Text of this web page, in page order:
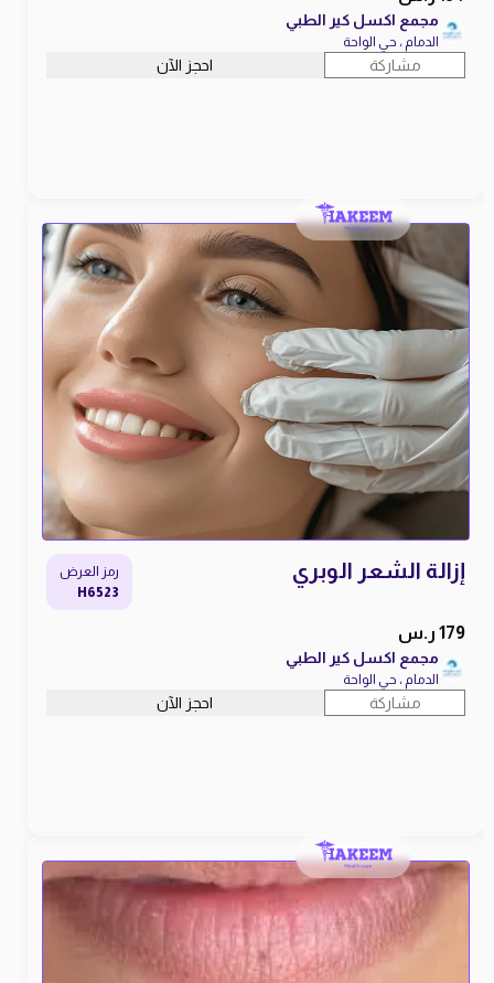
مجمع اكسل كير الطبي
الدمام ، حي الواحة
مشاركة احجز الآن
إزالة الشعر الوبري
179 ر.س
رمز العرض
H6523
مجمع اكسل كير الطبي
الدمام ، حي الواحة
مشاركة احجز الآن